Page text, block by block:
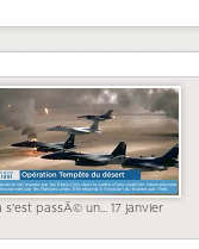
s'est passÃ© un... 17 janvier